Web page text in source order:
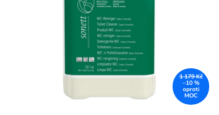
1 179 Kč
–10 %